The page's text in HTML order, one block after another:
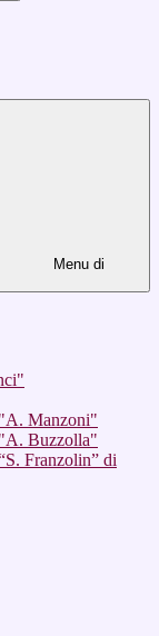
Menu di
Manzoni"
Buzzolla"
Franzolin” di